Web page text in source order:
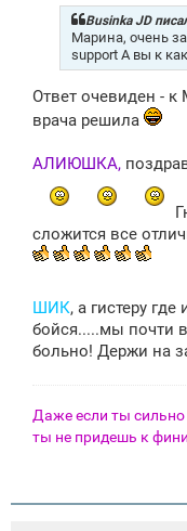
е
н
и
е
Businka JD
Марина, очень
support А вы к
Ответ очевиден - к
врача решила
АЛИЮШКА,
сложится все
ШИК, а гистеру
бойся.....мы почти
больно! Держи на
Даже если ты сильно
ты не придешь к